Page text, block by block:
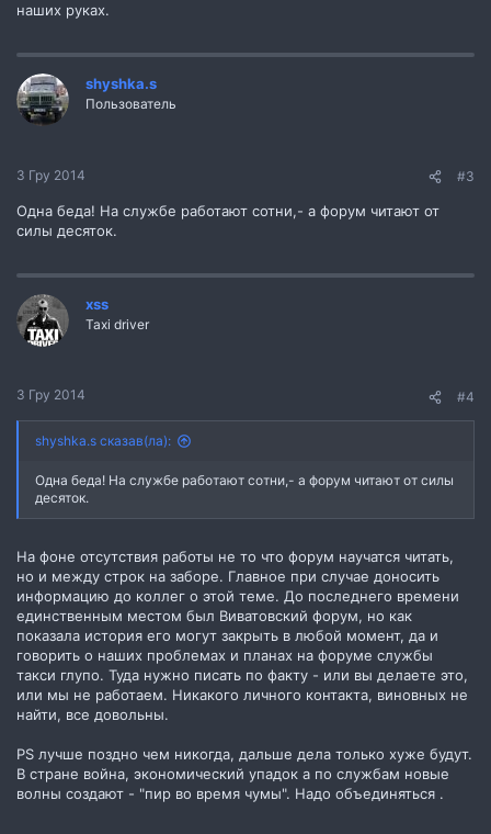
наших руках.
shyshka.s
Пользователь
3 Гру 2014 #3
Одна беда! На службе работают сотни,- а форум читают от
силы десяток.
xss
Taxi driver
3 Гру 2014 #4
shyshka.s сказав(ла):
Одна беда! На службе работают сотни,- а форум читают от силы
десяток.
На фоне отсутствия работы не то что форум научатся читать,
но и между строк на заборе. Главное при случае доносить
информацию до коллег о этой теме. До последнего времени
единственным местом был Виватовский форум, но как
показала история его могут закрыть в любой момент, да и
говорить о наших проблемах и планах на форуме службы
такси глупо. Туда нужно писать по факту - или вы делаете это,
или мы не работаем. Никакого личного контакта, виновных не
найти, все довольны.
PS лучше поздно чем никогда, дальше дела только хуже будут.
В стране война, экономический упадок а по службам новые
волны создают - "пир во время чумы". Надо объединяться .